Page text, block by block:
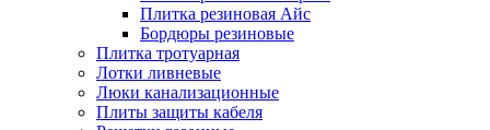
Плитка резиновая Айс
Бордюры резиновые
Плитка тротуарная
Лотки ливневые
Люки канализационные
Плиты защиты кабеля